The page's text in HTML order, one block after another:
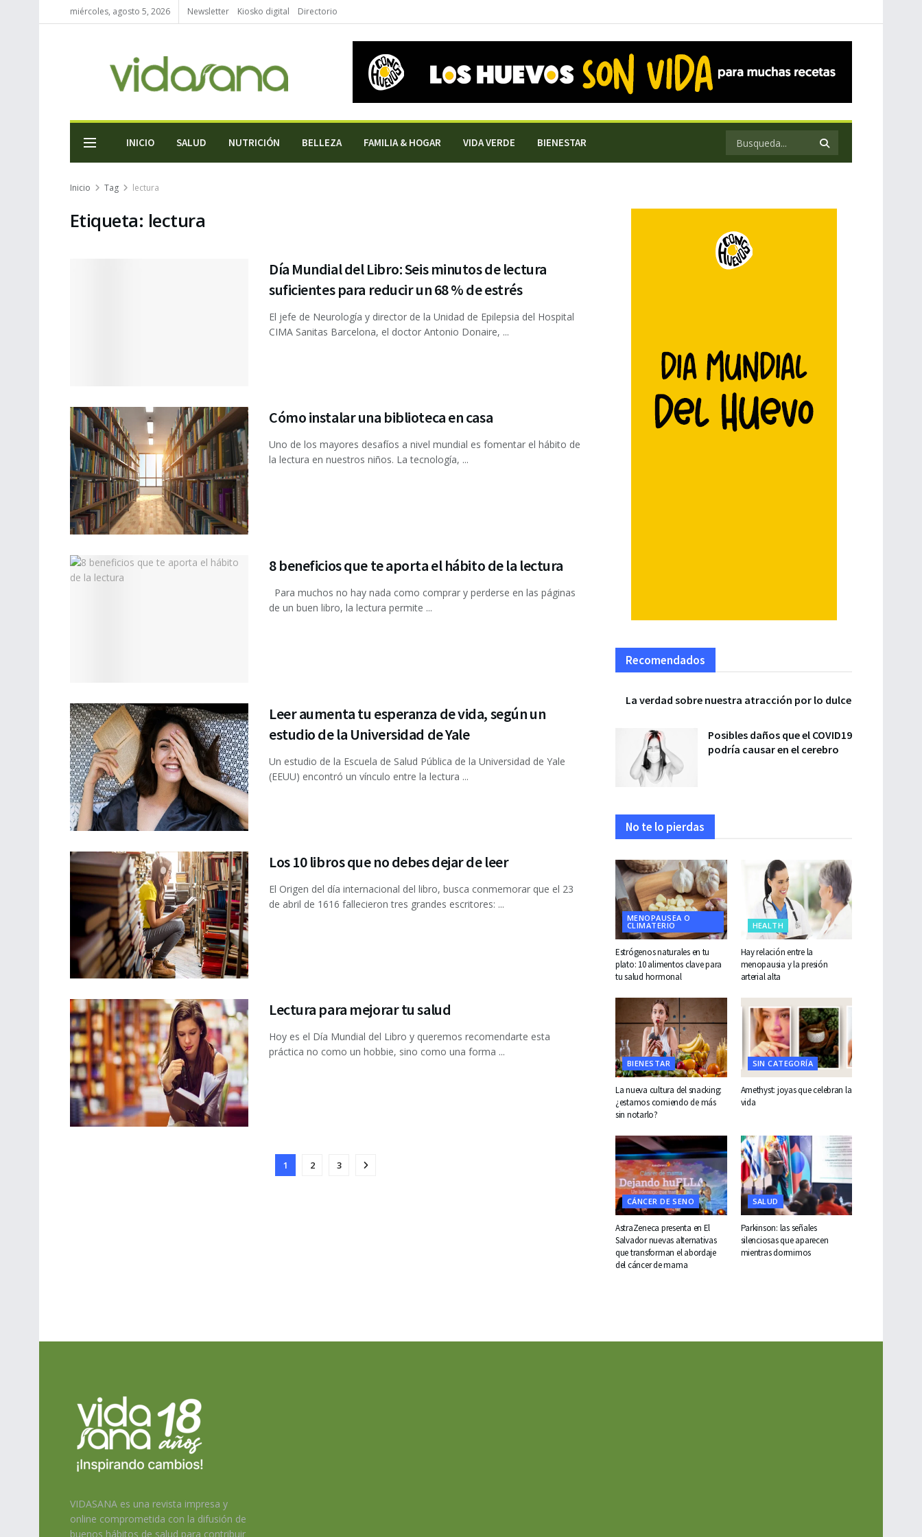
miércoles, agosto 5, 2026 Newsletter Kiosko digital Directorio
INICIO SALUD NUTRICIÓN BELLEZA FAMILIA & HOGAR VIDA VERDE BIENESTAR
Inicio Tag lectura
Etiqueta: lectura
Día Mundial del Libro: Seis minutos de lectura
suficientes para reducir un 68 % de estrés
El jefe de Neurología y director de la Unidad de Epilepsia del Hospital
CIMA Sanitas Barcelona, el doctor Antonio Donaire, ...
Cómo instalar una biblioteca en casa
Uno de los mayores desafíos a nivel mundial es fomentar el hábito de
la lectura en nuestros niños. La tecnología, ...
8 beneficios que te aporta el hábito de la lectura
Para muchos no hay nada como comprar y perderse en las páginas
de un buen libro, la lectura permite ...
Leer aumenta tu esperanza de vida, según un
estudio de la Universidad de Yale
Un estudio de la Escuela de Salud Pública de la Universidad de Yale
(EEUU) encontró un vínculo entre la lectura ...
Los 10 libros que no debes dejar de leer
El Origen del día internacional del libro, busca conmemorar que el 23
de abril de 1616 fallecieron tres grandes escritores: ...
Lectura para mejorar tu salud
Hoy es el Día Mundial del Libro y queremos recomendarte esta
práctica no como un hobbie, sino como una forma ...
1 2 3
Recomendados
La verdad sobre nuestra atracción por lo dulce
Posibles daños que el COVID19
podría causar en el cerebro
No te lo pierdas
MENOPAUSEA O
CLIMATERIO
Estrógenos naturales en tu
plato: 10 alimentos clave para
tu salud hormonal
HEALTH
Hay relación entre la
menopausia y la presión
arterial alta
BIENESTAR
La nueva cultura del snacking:
¿estamos comiendo de más
sin notarlo?
SIN CATEGORÍA
Amethyst: joyas que celebran la
vida
CÁNCER DE SENO
AstraZeneca presenta en El
Salvador nuevas alternativas
que transforman el abordaje
del cáncer de mama
SALUD
Parkinson: las señales
silenciosas que aparecen
mientras dormimos
VIDASANA es una revista impresa y
online comprometida con la difusión de
buenos hábitos de salud para contribuir